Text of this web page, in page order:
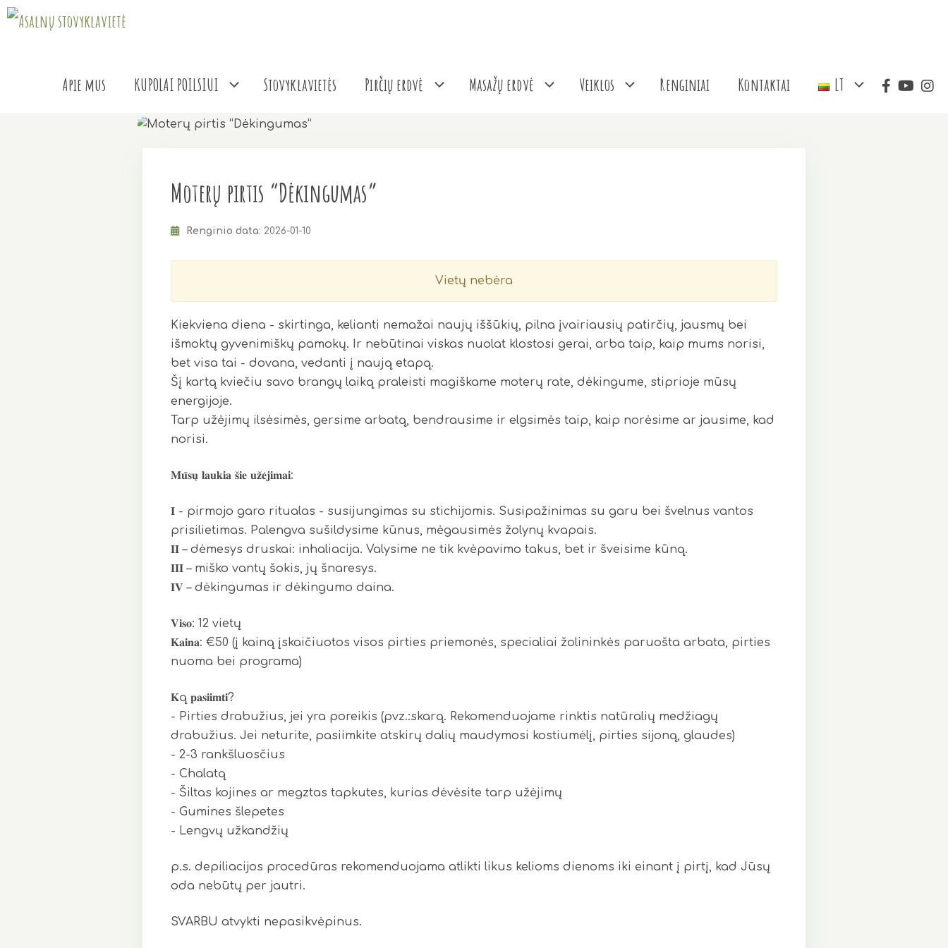
Pereiti
prie
Apie mus KUPOLAI POILSIUI Stovyklavietės Pirčių erdvė Masažų erdvė Veiklos Renginiai Kontaktai LT
Moterų pirtis “Dėkingumas”
Renginio data: 2026-01-10
Vietų nebėra
Kiekviena diena - skirtinga, kelianti nemažai naujų iššūkių, pilna įvairiausių patirčių, jausmų bei
išmoktų gyvenimiškų pamokų. Ir nebūtinai viskas nuolat klostosi gerai, arba taip, kaip mums norisi,
bet visa tai - dovana, vedanti į naują etapą.
Šį kartą kviečiu savo brangų laiką praleisti magiškame moterų rate, dėkingume, stiprioje mūsų
energijoje.
Tarp užėjimų ilsėsimės, gersime arbatą, bendrausime ir elgsimės taip, kaip norėsime ar jausime, kad
norisi.
𝐌𝐮̄𝐬𝐮̨ 𝐥𝐚𝐮𝐤𝐢𝐚 𝐬̌𝐢𝐞 𝐮𝐳̌𝐞̇𝐣𝐢𝐦𝐚𝐢:
𝐈 - pirmojo garo ritualas - susijungimas su stichijomis. Susipažinimas su garu bei švelnus vantos
prisilietimas. Palengva sušildysime kūnus, mėgausimės žolynų kvapais.
𝐈𝐈 – dėmesys druskai: inhaliacija. Valysime ne tik kvėpavimo takus, bet ir šveisime kūną.
𝐈𝐈𝐈 – miško vantų šokis, jų šnaresys.
𝐈𝐕 – dėkingumas ir dėkingumo daina.
𝐕𝐢𝐬𝐨: 12 vietų
𝐊𝐚𝐢𝐧𝐚: €50 (į kainą įskaičiuotos visos pirties priemonės, specialiai žolininkės paruošta arbata, pirties
nuoma bei programa)
𝐊ą 𝐩𝐚𝐬𝐢𝐢𝐦𝐭𝐢?
- Pirties drabužius, jei yra poreikis (pvz.:skarą. Rekomenduojame rinktis natūralių medžiagų
drabužius. Jei neturite, pasiimkite atskirų dalių maudymosi kostiumėlį, pirties sijoną, glaudes)
- 2-3 rankšluosčius
- Chalatą
- Šiltas kojines ar megztas tapkutes, kurias dėvėsite tarp užėjimų
- Gumines šlepetes
- Lengvų užkandžių
p.s. depiliacijos procedūras rekomenduojama atlikti likus kelioms dienoms iki einant į pirtį, kad Jūsų
oda nebūtų per jautri.
SVARBU atvykti nepasikvėpinus.